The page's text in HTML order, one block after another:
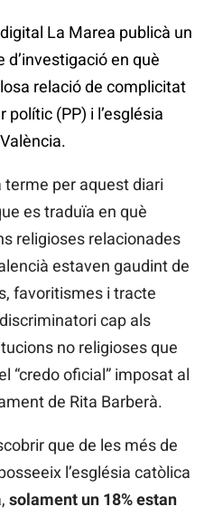
La Marea publicà un
en què
relació de complicitat
(PP) i l’església
per aquest diari
es traduïa en què
religioses relacionades
estaven gaudint de
favoritismes i tracte
cap als
no religioses que
“credo oficial” imposat al
de Rita Barberà.
que de les més de
l’església catòlica
solament un 18% estan